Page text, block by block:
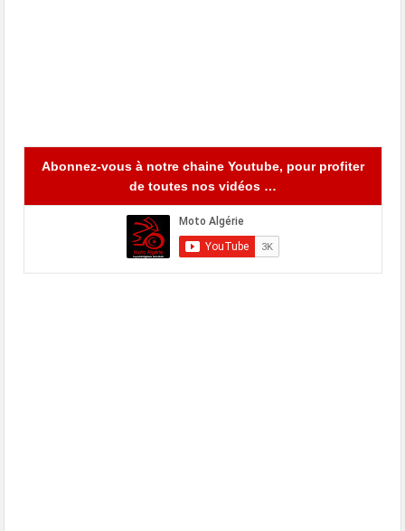
Abonnez-vous à notre chaine Youtube, pour profiter
de toutes nos vidéos …